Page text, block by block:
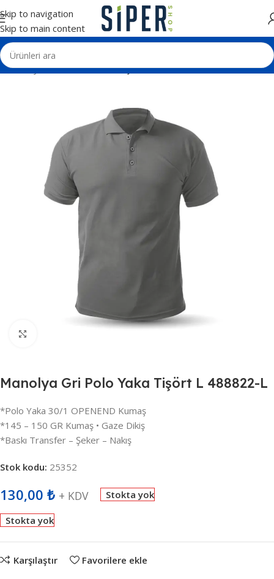
Skip to navigation
Skip to main content
Ana Sayfa Tekstil Ürünleri Tişörtler
Manolya Gri Polo Yaka Tişört L 488822-L
*Polo Yaka 30/1 OPENEND Kumaş
*145 – 150 GR Kumaş • Gaze Dikiş
*Baskı Transfer – Şeker – Nakış
Stok kodu: 25352
130,00 ₺ + KDV Stokta yok
Stokta yok
Karşılaştır Favorilere ekle